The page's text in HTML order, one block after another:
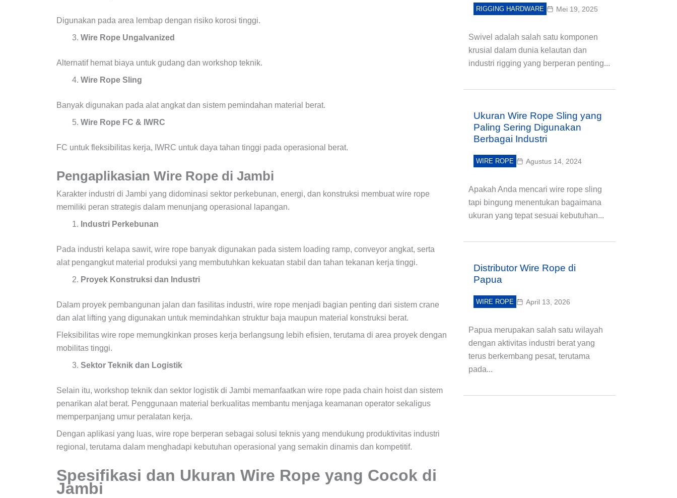
Digunakan pada area lembap dengan risiko korosi tinggi.
Wire Rope Ungalvanized
Alternatif hemat biaya untuk gudang dan workshop teknik.
Wire Rope Sling
Banyak digunakan pada alat angkat dan sistem pemindahan material berat.
Wire Rope FC & IWRC
FC untuk fleksibilitas kerja, IWRC untuk daya tahan tinggi pada operasional berat.
Pengaplikasian Wire Rope di Jambi
Karakter industri di Jambi yang didominasi sektor perkebunan, energi, dan konstruksi membuat wire rope
memiliki peran strategis dalam menunjang operasional lapangan.
Industri Perkebunan
Pada industri kelapa sawit, wire rope banyak digunakan pada sistem loading ramp, conveyor angkat, serta
alat pengangkut material produksi yang membutuhkan kekuatan stabil dan tahan tekanan kerja tinggi.
Proyek Konstruksi dan Industri
Dalam proyek pembangunan jalan dan fasilitas industri, wire rope menjadi bagian penting dari sistem crane
dan alat lifting yang digunakan untuk memindahkan struktur baja maupun material konstruksi berat.
Fleksibilitas wire rope memungkinkan proses kerja berlangsung lebih efisien, terutama di area proyek dengan
mobilitas tinggi.
Sektor Teknik dan Logistik
Selain itu, workshop teknik dan sektor logistik di Jambi memanfaatkan wire rope pada chain hoist dan sistem
penarikan alat berat. Penggunaan material berkualitas membantu menjaga keamanan operator sekaligus
memperpanjang umur peralatan kerja.
Dengan aplikasi yang luas, wire rope berperan sebagai solusi teknis yang mendukung produktivitas industri
regional, terutama dalam menghadapi kebutuhan operasional yang semakin dinamis dan kompetitif.
Spesifikasi dan Ukuran Wire Rope yang Cocok di
Jambi
RIGGING HARDWARE Mei 19, 2025
Swivel adalah salah satu komponen
krusial dalam dunia kelautan dan
industri rigging yang berperan penting...
Ukuran Wire Rope Sling yang
Paling Sering Digunakan
Berbagai Industri
WIRE ROPE Agustus 14, 2024
Apakah Anda mencari wire rope sling
tapi bingung menentukan bagaimana
ukuran yang tepat sesuai kebutuhan...
Distributor Wire Rope di
Papua
WIRE ROPE April 13, 2026
Papua merupakan salah satu wilayah
dengan aktivitas industri berat yang
terus berkembang pesat, terutama
pada...